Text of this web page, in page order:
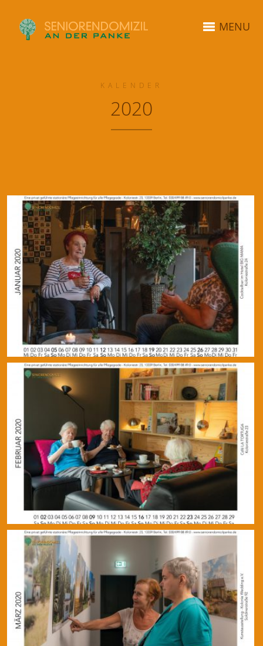
MENU
KALENDER
2020